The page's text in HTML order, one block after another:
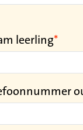
leerling